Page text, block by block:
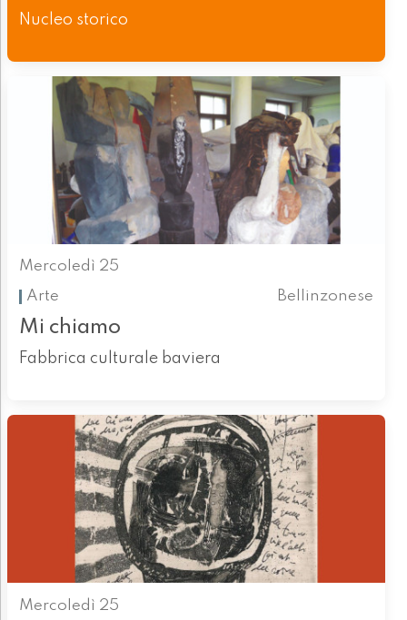
Nucleo storico
Mercoledì 25
Arte
Bellinzonese
Mi chiamo
Fabbrica culturale baviera
Mercoledì 25